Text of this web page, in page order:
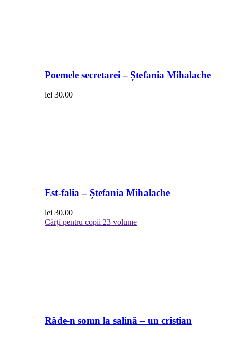
Poemele secretarei – Ștefania Mihalache
lei 30.00
Est-falia – Ștefania Mihalache
lei 30.00
Cărți pentru copii 23 volume
Râde-n somn la salină – un cristian